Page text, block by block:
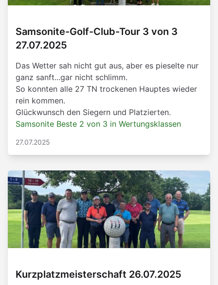
Samsonite-Golf-Club-Tour 3 von 3
27.07.2025
Das Wetter sah nicht gut aus, aber es pieselte nur
ganz sanft...gar nicht schlimm.
So konnten alle 27 TN trockenen Hauptes wieder
rein kommen.
Glückwunsch den Siegern und Platzierten.
Samsonite Beste 2 von 3 in Wertungsklassen
27.07.2025
Kurzplatzmeisterschaft 26.07.2025